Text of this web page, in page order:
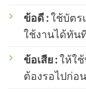
ข้อดี :ใช้บัตร
ใช้งานได้ทัน
ข้อเสีย :ให้ใ
ต้องรอไปก่อน